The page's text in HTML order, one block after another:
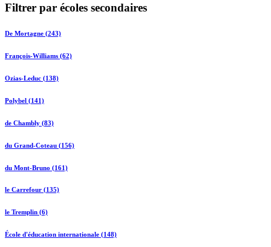
Filtrer par écoles secondaires
De Mortagne (243)
François-Williams (62)
Ozias-Leduc (138)
Polybel (141)
de Chambly (83)
du Grand-Coteau (156)
du Mont-Bruno (161)
le Carrefour (135)
le Tremplin (6)
École d'éducation internationale (148)